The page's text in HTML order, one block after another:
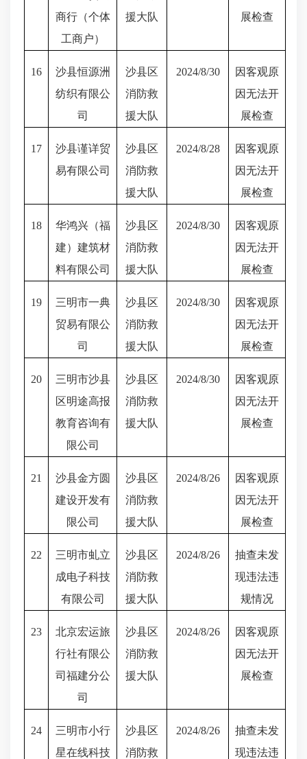
商行（个体
工商户）
援大队
展检查
16
沙县恒源洲
纺织有限公
司
沙县区
消防救
援大队
2024/8/30
因客观原
因无法开
展检查
17
沙县谨详贸
易有限公司
沙县区
消防救
援大队
2024/8/28
因客观原
因无法开
展检查
18
华鸿兴（福
建）建筑材
料有限公司
沙县区
消防救
援大队
2024/8/30
因客观原
因无法开
展检查
19
三明市一典
贸易有限公
司
沙县区
消防救
援大队
2024/8/30
因客观原
因无法开
展检查
20
三明市沙县
区明途高报
教育咨询有
限公司
沙县区
消防救
援大队
2024/8/30
因客观原
因无法开
展检查
21
沙县金方圆
建设开发有
限公司
沙县区
消防救
援大队
2024/8/26
因客观原
因无法开
展检查
22
三明市虬立
成电子科技
有限公司
沙县区
消防救
援大队
2024/8/26
抽查未发
现违法违
规情况
23
北京宏运旅
行社有限公
司福建分公
司
沙县区
消防救
援大队
2024/8/26
因客观原
因无法开
展检查
24
三明市小行
星在线科技
沙县区
消防救
2024/8/26
抽查未发
现违法违